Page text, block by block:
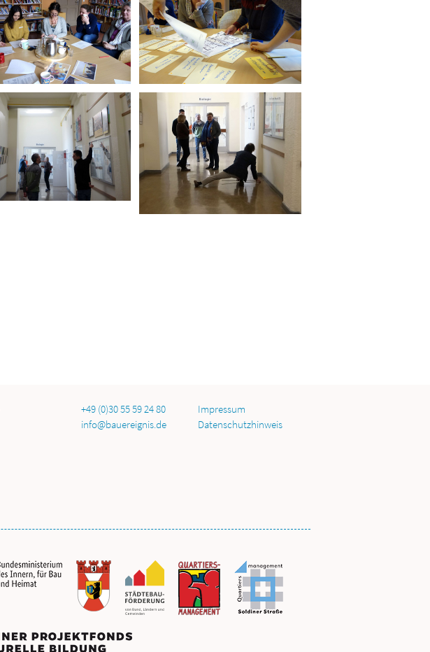
+49 (0)30 55 59 24 80
info@bauereignis.de
Impressum
Datenschutzhinweis